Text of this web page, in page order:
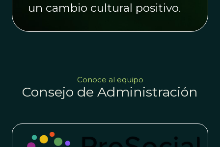
un cambio cultural positivo.
Conoce al equipo
Consejo de Administración